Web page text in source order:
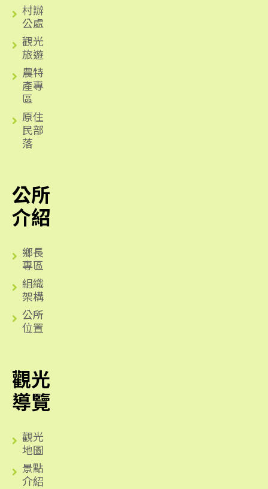
村辦
公處
觀光
旅遊
農特
產專
區
原住
民部
落
公所
介紹
鄉長
專區
組織
架構
公所
位置
觀光
導覽
觀光
地圖
景點
介紹